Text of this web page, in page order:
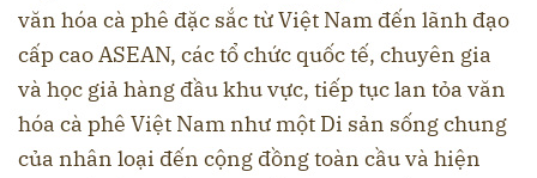
văn hóa cà phê đặc sắc từ Việt Nam đến lãnh đạo
cấp cao ASEAN, các tổ chức quốc tế, chuyên gia
và học giả hàng đầu khu vực, tiếp tục lan tỏa văn
hóa cà phê Việt Nam như một Di sản sống chung
của nhân loại đến cộng đồng toàn cầu và hiện